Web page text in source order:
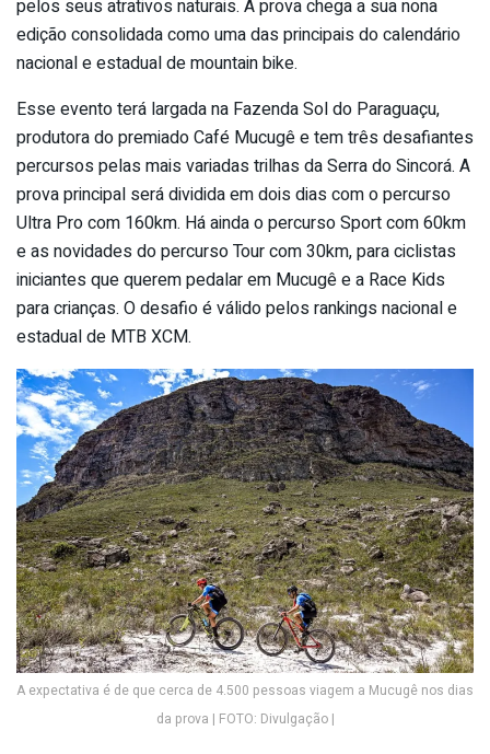
pelos seus atrativos naturais. A prova chega a sua nona
edição consolidada como uma das principais do calendário
nacional e estadual de mountain bike.
Esse evento terá largada na Fazenda Sol do Paraguaçu,
produtora do premiado Café Mucugê e tem três desafiantes
percursos pelas mais variadas trilhas da Serra do Sincorá. A
prova principal será dividida em dois dias com o percurso
Ultra Pro com 160km. Há ainda o percurso Sport com 60km
e as novidades do percurso Tour com 30km, para ciclistas
iniciantes que querem pedalar em Mucugê e a Race Kids
para crianças. O desafio é válido pelos rankings nacional e
estadual de MTB XCM.
A expectativa é de que cerca de 4.500 pessoas viagem a Mucugê nos dias
da prova | FOTO: Divulgação |